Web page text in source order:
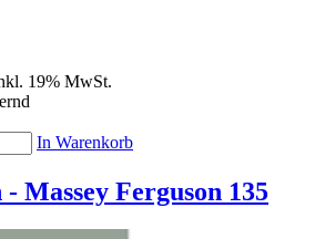
19% MwSt.
In Warenkorb
Massey Ferguson 135